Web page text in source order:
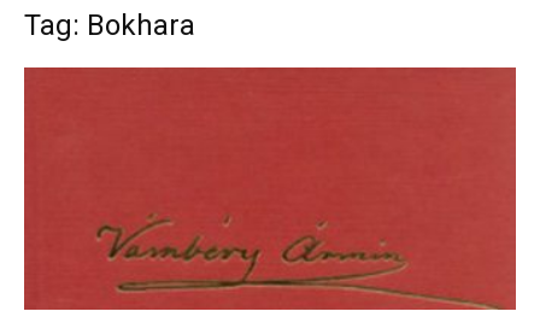
Tag: Bokhara